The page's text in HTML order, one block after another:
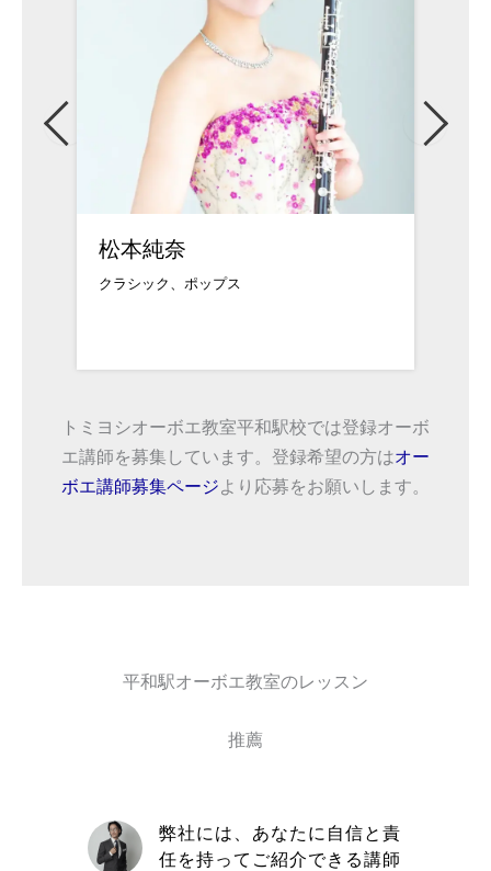
松本純奈
クラシック、ポップス
トミヨシオーボエ教室平和駅校では登録オーボ
エ講師を募集しています。登録希望の方はオー
ボエ講師募集ページより応募をお願いします。
平和駅オーボエ教室のレッスン
推薦
取材を通してトミヨシオーボ
エ教室の信念や在籍している